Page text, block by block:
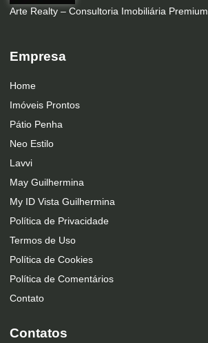
Arte Realty – Consultoria Imobiliária Premium.
Empresa
Home
Imóveis Prontos
Pátio Penha
Neo Estilo
Lavvi
May Guilhermina
My ID Vista Guilhermina
Política de Privacidade
Termos de Uso
Política de Cookies
Política de Comentários
Contato
Contatos